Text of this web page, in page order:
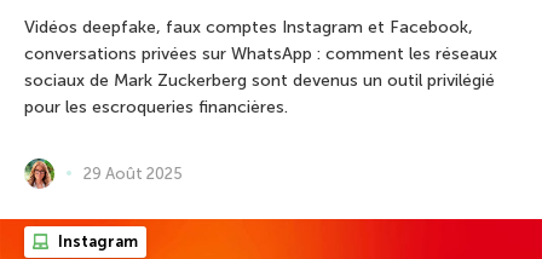
Vidéos deepfake, faux comptes Instagram et Facebook,
conversations privées sur WhatsApp : comment les réseaux
sociaux de Mark Zuckerberg sont devenus un outil privilégié
pour les escroqueries financières.
29 Août 2025
Instagram